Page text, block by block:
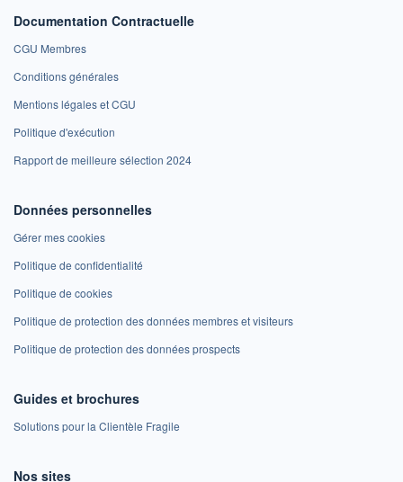
Documentation Contractuelle
CGU Membres
Conditions générales
Mentions légales et CGU
Politique d'exécution
Rapport de meilleure sélection 2024
Données personnelles
Gérer mes cookies
Politique de confidentialité
Politique de cookies
Politique de protection des données membres et visiteurs
Politique de protection des données prospects
Guides et brochures
Solutions pour la Clientèle Fragile
Nos sites